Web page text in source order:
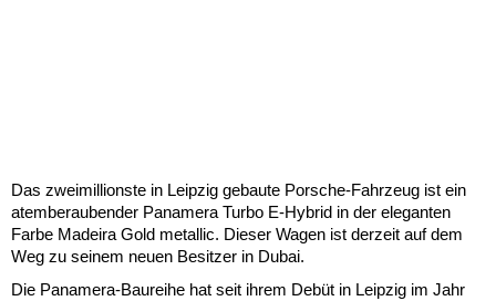
Das zweimillionste in Leipzig gebaute Porsche-Fahrzeug ist ein
atemberaubender Panamera Turbo E-Hybrid in der eleganten
Farbe Madeira Gold metallic. Dieser Wagen ist derzeit auf dem
Weg zu seinem neuen Besitzer in Dubai.
Die Panamera-Baureihe hat seit ihrem Debüt in Leipzig im Jahr